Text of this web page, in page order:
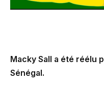
Macky Sall a été réélu
Sénégal.